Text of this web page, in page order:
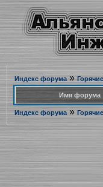
Индекс форума»
Имя форума
Индекс форума»